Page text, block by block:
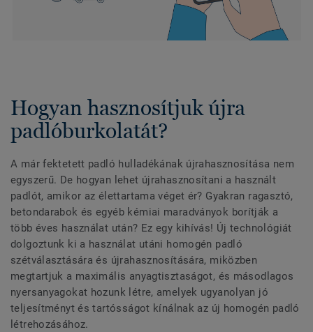
Hogyan hasznosítjuk újra
padlóburkolatát?
A már fektetett padló hulladékának újrahasznosítása nem
egyszerű. De hogyan lehet újrahasznosítani a használt
padlót, amikor az élettartama véget ér? Gyakran ragasztó,
betondarabok és egyéb kémiai maradványok borítják a
több éves használat után? Ez egy kihívás! Új technológiát
dolgoztunk ki a használat utáni homogén padló
szétválasztására és újrahasznosítására, miközben
megtartjuk a maximális anyagtisztaságot, és másodlagos
nyersanyagokat hozunk létre, amelyek ugyanolyan jó
teljesítményt és tartósságot kínálnak az új homogén padló
létrehozásához.